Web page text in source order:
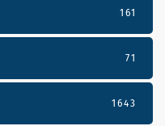
161
71
1643